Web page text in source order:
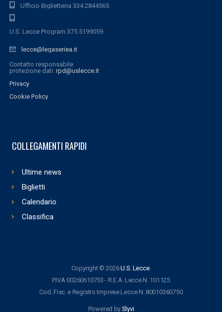
Ufficio Biglietteria 334.2844565
U.S. Lecce Program 375.5199059
lecce@legaseriea.it
Contatto responsabile
protezione dati: rpd@uslecce.it
Privacy
Cookie Policy
COLLEGAMENTI RAPIDI
Ultime news
Biglietti
Calendario
Classifica
Copyright © 2026U.S. Lecce.
P.IVA 00260610753 - R.E.A. Lecce N. 101125
Cod. Fisc. e Registro Imprese Lecce N. 80010360750
Powered by Slyvi